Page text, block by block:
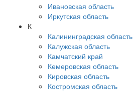
Ивановская область
Иркутская область
К
Калининградская область
Калужская область
Камчатский край
Кемеровская область
Кировская область
Костромская область